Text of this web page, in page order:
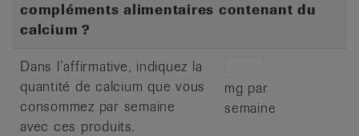
compléments alimentaires contenant du
calcium ?
Dans l’affirmative, indiquez la
quantité de calcium que vous
consommez par semaine
avec ces produits.
mg par
semaine